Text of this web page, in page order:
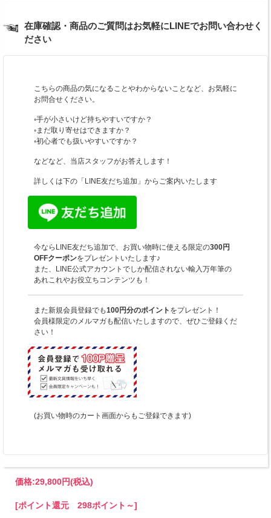
在庫確認・商品のご質問はお気軽にLINEでお問い合わせく
ださい
こちらの商品の気になることやわからないことなど、お気軽に
お問合せください。
◦手が小さいけど持ちやすいですか？
◦まだ取り寄せはできますか？
◦初心者でも扱いやすいですか？
などなど、当店スタッフがお答えします！
詳しくは下の「LINE友だち追加」からご案内いたします
今ならLINE友だち追加で、お買い物時に使える限定の300円
OFFクーポンをプレゼントいたします♪
また、LINE公式アカウントでしか配信されない輸入万年筆の
あれこれやお役立ちコンテンツも！
また新規会員登録でも100円分のポイント をプレゼント！
会員様限定のメルマガも配信いたしますので、ぜひご登録くだ
さい！
(お買い物時のカート画面からもご登録できます)
価格:29,800円(税込)
[ポイント還元 298ポイント～]